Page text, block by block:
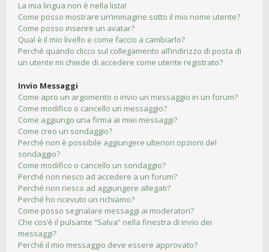
La mia lingua non è nella lista!
Come posso mostrare un’immagine sotto il mio nome utente?
Come posso inserire un avatar?
Qual è il mio livello e come faccio a cambiarlo?
Perché quando clicco sul collegamento all’indirizzo di posta di
un utente mi chiede di accedere come utente registrato?
Invio Messaggi
Come apro un argomento o invio un messaggio in un forum?
Come modifico o cancello un messaggio?
Come aggiungo una firma ai miei messaggi?
Come creo un sondaggio?
Perché non è possibile aggiungere ulteriori opzioni del
sondaggio?
Come modifico o cancello un sondaggio?
Perché non riesco ad accedere a un forum?
Perché non riesco ad aggiungere allegati?
Perché ho ricevuto un richiamo?
Come posso segnalare messaggi ai moderatori?
Che cos’è il pulsante “Salva” nella finestra di invio dei
messaggi?
Perché il mio messaggio deve essere approvato?